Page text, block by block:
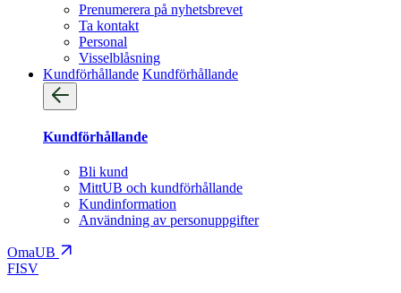
Prenumerera på nyhetsbrevet
Ta kontakt
Personal
Visselblåsning
Kundförhållande Kundförhållande
Kundförhållande
Bli kund
MittUB och kundförhållande
Kundinformation
Användning av personuppgifter
OmaUB
FISV